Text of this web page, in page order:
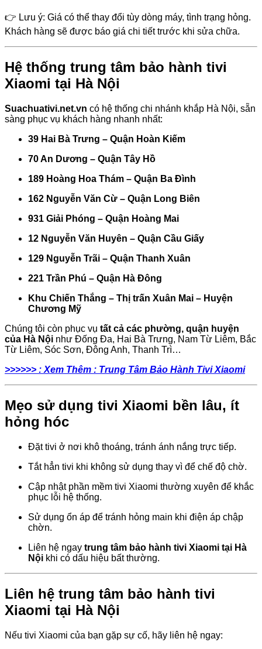
👉 Lưu ý: Giá có thể thay đổi tùy dòng máy, tình trạng hỏng.
Khách hàng sẽ được báo giá chi tiết trước khi sửa chữa.
Hệ thống trung tâm bảo hành tivi
Xiaomi tại Hà Nội
Suachuativi.net.vn có hệ thống chi nhánh khắp Hà Nội, sẵn
sàng phục vụ khách hàng nhanh nhất:
39 Hai Bà Trưng – Quận Hoàn Kiếm
70 An Dương – Quận Tây Hồ
189 Hoàng Hoa Thám – Quận Ba Đình
162 Nguyễn Văn Cừ – Quận Long Biên
931 Giải Phóng – Quận Hoàng Mai
12 Nguyễn Văn Huyên – Quận Cầu Giấy
129 Nguyễn Trãi – Quận Thanh Xuân
221 Trần Phú – Quận Hà Đông
Khu Chiến Thắng – Thị trấn Xuân Mai – Huyện
Chương Mỹ
Chúng tôi còn phục vụ tất cả các phường, quận huyện
của Hà Nội như Đống Đa, Hai Bà Trưng, Nam Từ Liêm, Bắc
Từ Liêm, Sóc Sơn, Đông Anh, Thanh Trì…
>>>>>> : Xem Thêm : Trung Tâm Bảo Hành Tivi Xiaomi
Mẹo sử dụng tivi Xiaomi bền lâu, ít
hỏng hóc
Đặt tivi ở nơi khô thoáng, tránh ánh nắng trực tiếp.
Tắt hẳn tivi khi không sử dụng thay vì để chế độ chờ.
Cập nhật phần mềm tivi Xiaomi thường xuyên để khắc
phục lỗi hệ thống.
Sử dụng ổn áp để tránh hỏng main khi điện áp chập
chờn.
Liên hệ ngay trung tâm bảo hành tivi Xiaomi tại Hà
Nội khi có dấu hiệu bất thường.
Liên hệ trung tâm bảo hành tivi
Xiaomi tại Hà Nội
Nếu tivi Xiaomi của bạn gặp sự cố, hãy liên hệ ngay: